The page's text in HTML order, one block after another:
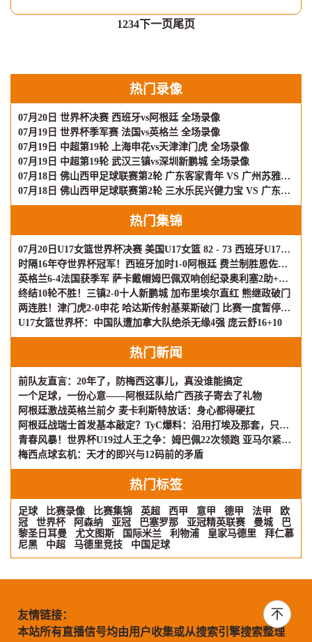
1234下一页尾页
热门录像
07月20日 世界杯决赛 西班牙vs阿根廷 全场录像
07月19日 世界杯季军赛 法国vs英格兰 全场录像
07月19日 中超第19轮 上海申花vs天津津门虎 全场录像
07月19日 中超第19轮 武汉三镇vs深圳新鹏城 全场录像
07月18日 佛山西甲足球联赛第2轮 广东客家青年 VS 广州苏雅蔚雨堂 全场录像
07月18日 佛山西甲足球联赛第2轮 三水乐民兴健力宝 VS 广东飞马 全场录像
热门集锦
07月20日U17女篮世界杯决赛 美国U17女篮 82 - 73 西班牙U17女篮 集锦
时隔16年夺世界杯冠军！西班牙加时1-0阿根廷 费兰制胜恩佐染红
英格兰6-4法国获季军 萨卡戴帽姆巴佩双响创纪录奥利塞2助+失良机
终结10轮不胜！三镇2-0十人新鹏城 加布里埃尔直红 熊继政破门
两连胜！津门虎2-0申花 哈达斯传射基莱斯破门 比赛一度暂停1小时
U17女篮世界杯：中国队遭加拿大队绝杀无缘4强 庞云舒16+10
热门新闻
前队友直言：20年了，防梅西这事儿，真没谁能搞定
一个足球，一份心意——阿根廷队给广西孩子寄去了礼物
阿根廷激战英格兰前夕 麦卡利斯特放话：身心都得硬扛
阿根廷战瑞士首发基本敲定？TyC爆料：沿用打埃及那套，只有两个位置可能动刀
青春风暴！世界杯U19过人王之争：姆巴佩22次领跑 亚马尔紧咬不放
梅西点球玄机：天才的即兴与12码前的矛盾
热门标签
足球 比赛录像 比赛集锦 英超 西甲 意甲 德甲 法甲
欧
冠
世界杯 阿森纳 亚冠 巴塞罗那 亚冠精英联赛 曼城
巴
黎圣日耳曼
尤文图斯 国际米兰 利物浦 皇家马德里
拜仁慕
尼黑
中超 马德里竞技 中国足球
友情链接：
本站所有直播信号均由用户收集或从搜索引擎搜索整理